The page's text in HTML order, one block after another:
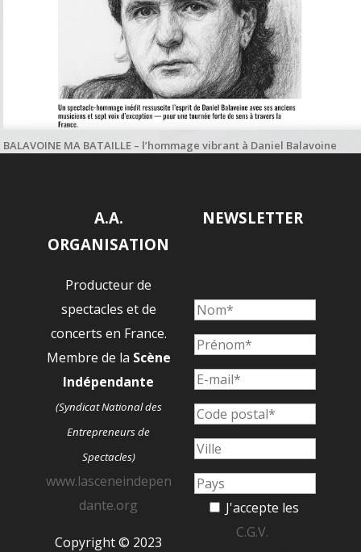
BALAVOINE MA BATAILLE – l’hommage vibrant à Daniel Balavoine
A.A.
ORGANISATION
Producteur de
spectacles et de
concerts en France.
Membre de la Scène
Indépendante
(Syndicat National des
Entrepreneurs de
Spectacles)
www.lasceneindepen
dante.org
Copyright © 2023
NEWSLETTER
J'accepte les
C.G.V.